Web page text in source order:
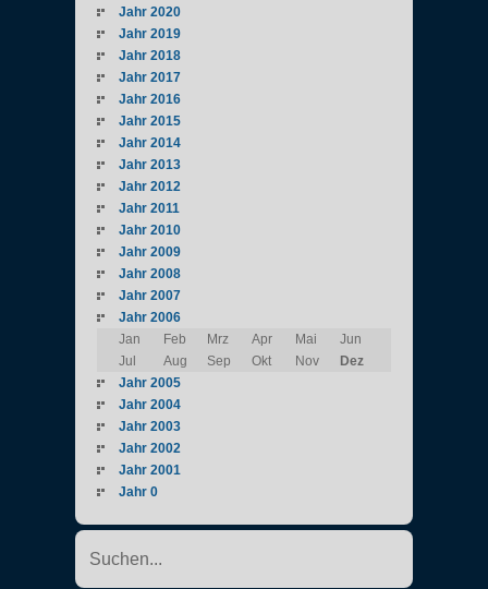
Jahr 2020
Jahr 2019
Jahr 2018
Jahr 2017
Jahr 2016
Jahr 2015
Jahr 2014
Jahr 2013
Jahr 2012
Jahr 2011
Jahr 2010
Jahr 2009
Jahr 2008
Jahr 2007
Jahr 2006
Jan
Feb Mrz Apr Mai
Jun
Jul
Aug Sep Okt Nov
Dez
Jahr 2005
Jahr 2004
Jahr 2003
Jahr 2002
Jahr 2001
Jahr 0